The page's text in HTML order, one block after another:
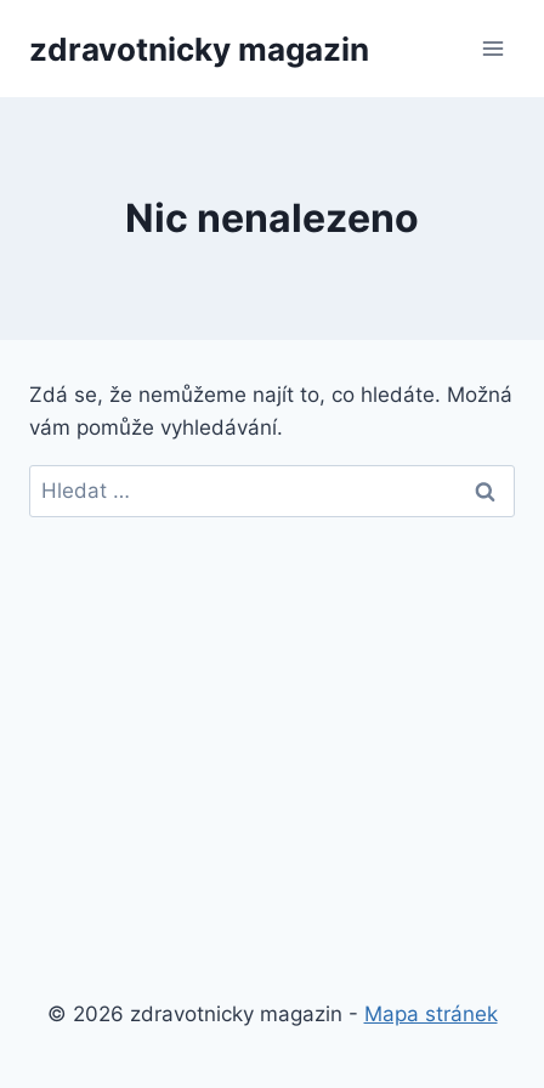
zdravotnicky magazin
Nic nenalezeno
Zdá se, že nemůžeme najít to, co hledáte. Možná
vám pomůže vyhledávání.
Vyhledávání
© 2026 zdravotnicky magazin - Mapa stránek